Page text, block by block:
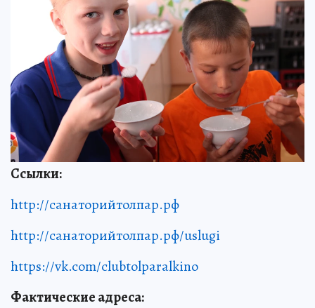
Ссылки:
http://санаторийтолпар.рф
http://санаторийтолпар.рф/uslugi
https://vk.com/clubtolparalkino
Фактические адреса: